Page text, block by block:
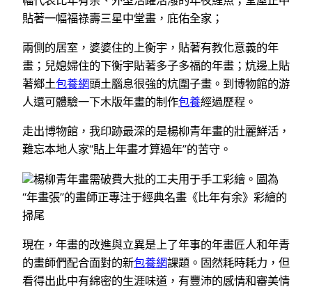
貼著一幅福祿壽三星中堂畫，庇佑全家；
兩側的居室，婆婆住的上衡宇，貼著有教化意義的年
畫；兒媳婦住的下衡宇貼著多子多福的年畫；炕邊上貼
著鄉土包養網頭土腦息很強的炕圍子畫。到博物館的游
人還可體驗一下木版年畫的制作包養經過歷程。
走出博物館，我印跡最深的是楊柳青年畫的壯麗鮮活，
難忘本地人家“貼上年畫才算過年”的苦守。
楊柳青年畫需破費大批的工夫用于手工彩繪。圖為
“年畫張”的畫師正專注于經典名畫《比年有余》彩繪的
掃尾
現在，年畫的改進與立異是上了年事的年畫匠人和年青
的畫師們配合面對的新包養網課題。固然耗時耗力，但
看得出此中有綿密的生涯味道，有豐沛的感情和審美情